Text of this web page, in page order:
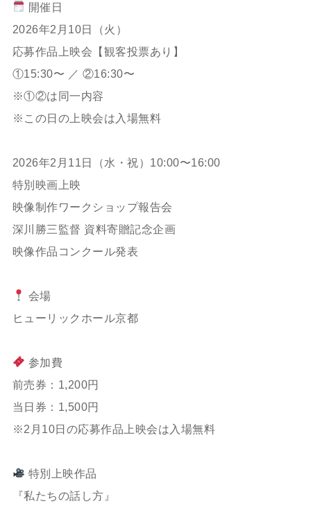
開催日
2026年2月10日（火）
応募作品上映会【観客投票あり】
①15:30〜 ／ ②16:30〜
※①②は同一内容
※この日の上映会は入場無料
2026年2月11日（水・祝）10:00〜16:00
特別映画上映
映像制作ワークショップ報告会
深川勝三監督 資料寄贈記念企画
映像作品コンクール発表
会場
ヒューリックホール京都
参加費
前売券：1,200円
当日券：1,500円
※2月10日の応募作品上映会は入場無料
特別上映作品
『私たちの話し方』